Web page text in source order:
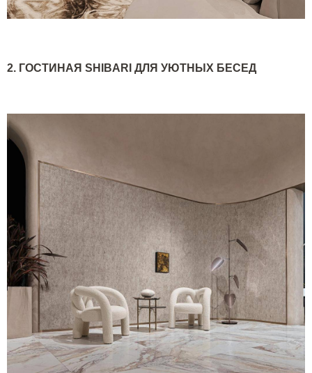
2. ГОСТИНАЯ SHIBARI ДЛЯ УЮТНЫХ БЕСЕД